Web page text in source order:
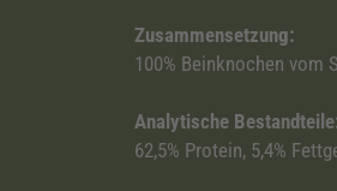
Zusammensetzung:
100% Beinknochen vom
Analytische
62,5% Protein, 5,4%